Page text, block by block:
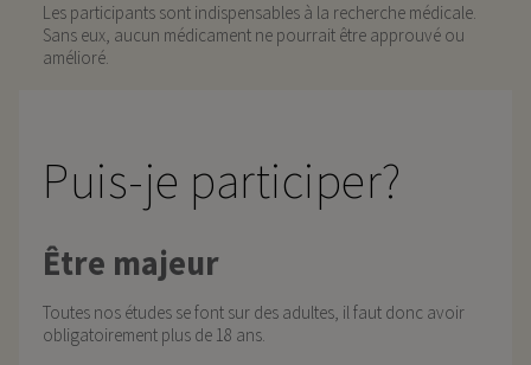
Les participants sont indispensables à la recherche médicale.
Sans eux, aucun médicament ne pourrait être approuvé ou
amélioré.
Puis-je participer?
Être majeur
Toutes nos études se font sur des adultes, il faut donc avoir
obligatoirement plus de 18 ans.